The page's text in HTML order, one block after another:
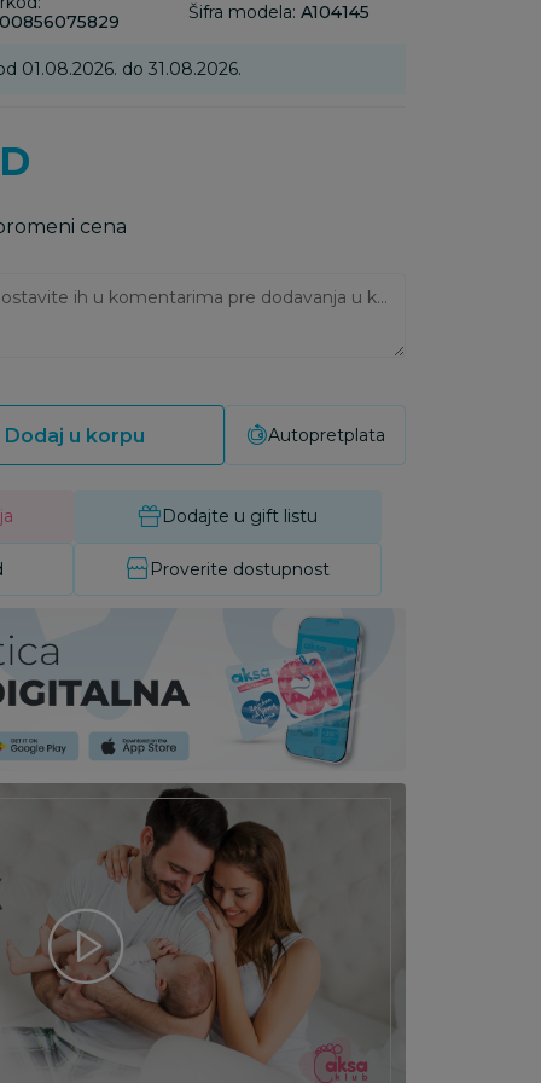
Šifra modela: A104145
01.08.2026. do 31.08.2026.
cena
Ukoliko imate napomene, ostavite ih u komentarima pre dodavanja u korpu:
Dodaj u korpu Autopretplata
Dodajte u gift listu
Proverite dostupnost